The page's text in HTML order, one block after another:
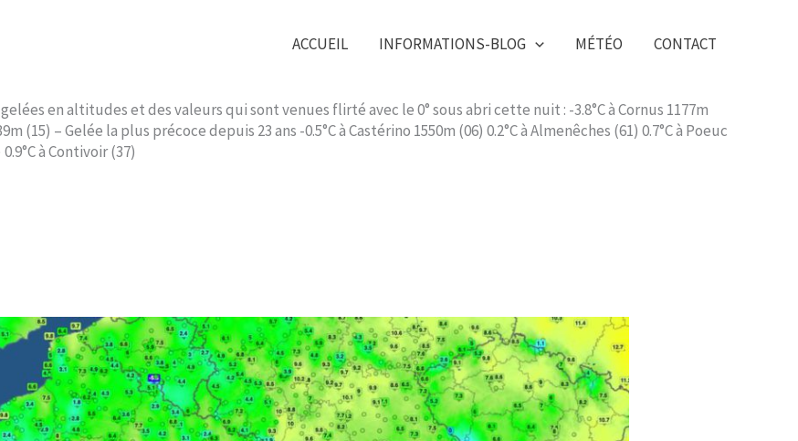
ACCUEIL INFORMATIONS-BLOG MÉTÉO CONTACT
en altitudes et des valeurs qui sont venues flirté avec le 0° sous abri cette nuit : -3.8°C à Cornus 1177m
(15) – Gelée la plus précoce depuis 23 ans -0.5°C à Castérino 1550m (06) 0.2°C à Almenêches (61) 0.7°C à Poeuc
à Contivoir (37)